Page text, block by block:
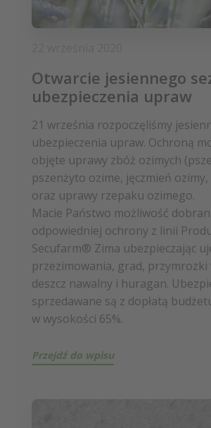
Otwarcie jesiennego
ubezpieczenia upraw
21 września rozpoczęliśmy
ubezpieczenia upraw. Ochroną
objęte uprawy zbóż ozimych
pszenżyto ozime, jęczmień
oraz uprawy rzepaku ozimego.
Macie Państwo możliwość
odpowiedniej ochrony z linii
Secufarm® Zima ubezpieczając
przezimowania, grad, przymrozki
deszcz nawalny i huragan.
sprzedawane są z dopłatą
w wysokości 65%.
Przejdź do wpisu